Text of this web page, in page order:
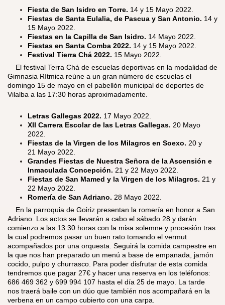
Fiesta de San Isidro en Torre. 14 y 15 Mayo 2022.
Fiestas de Santa Eulalia, de Pascua y San Antonio. 14 y
15 Mayo 2022.
Fiestas en la Capilla de San Isidro. 14 Mayo 2022.
Fiestas en Santa Comba 2022. 14 y 15 Mayo 2022.
Festival Tierra Chá 2022. 15 Mayo 2022.
El festival Terra Chá de escuelas deportivas en la modalidad de
Gimnasia Rítmica reúne a un gran número de escuelas el
domingo 15 de mayo en el pabellón municipal de deportes de
Vilalba a las 17:30 horas aproximadamente.
Letras Gallegas 2022. 17 Mayo 2022.
XII Carrera Escolar de las Letras Gallegas. 20 Mayo
2022.
Fiestas de la Virgen de los Milagros en Soexo. 20 y
21 Mayo 2022.
Grandes Fiestas de Nuestra Señora de la Ascensión e
Inmaculada Concepción. 21 y 22 Mayo 2022.
Fiestas de San Mamed y la Virgen de los Milagros. 21 y
22 Mayo 2022.
Romería de San Adriano. 28 Mayo 2022.
En la parroquia de Goiriz presentan la romería en honor a San
Adriano. Los actos se llevarán a cabo el sábado 28 y darán
comienzo a las 13:30 horas con la misa solemne y procesión tras
la cual podremos pasar un buen rato tomando el vermut
acompañados por una orquesta. Seguirá la comida campestre en
la que nos han preparado un menú a base de empanada, jamón
cocido, pulpo y churrasco. Para poder disfrutar de esta comida
tendremos que pagar 27€ y hacer una reserva en los teléfonos:
686 469 362 y 699 994 107 hasta el día 25 de mayo. La tarde
nos traerá baile con un dúo que también nos acompañará en la
verbena en un campo cubierto con una carpa.